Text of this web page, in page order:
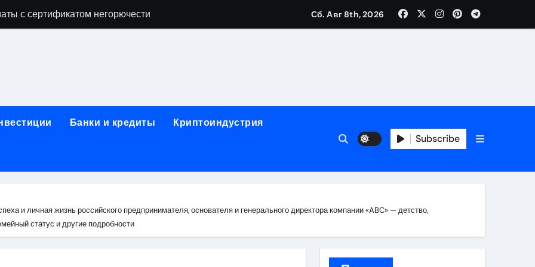
с сертификатом негорючести
и направляющих для конвейерных лент
лотков для хранения электронных компонентов
этапы строительства, проверка застройщика и сценарии оформления сделки
информация о сельскохозяйственных предприятиях
станций серий T330 и T990
Сб. Авг 8th, 2026
Банки и кредиты Криптоиндустрия
Subscribe
и личная жизнь российского предпринимателя, основателя и генерального директора компании «ABC» — детство,
статус и другие подробности